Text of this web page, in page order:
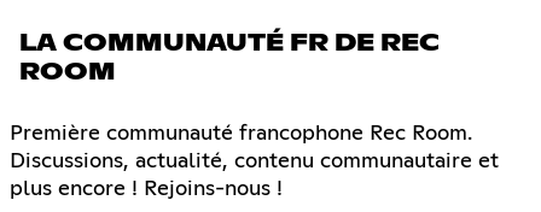
LA COMMUNAUTÉ FR DE REC
ROOM
Première communauté francophone Rec Room.
Discussions, actualité, contenu communautaire et
plus encore ! Rejoins-nous !